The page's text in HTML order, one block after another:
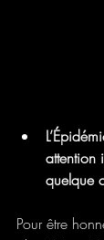
attention
quelque
Pour être